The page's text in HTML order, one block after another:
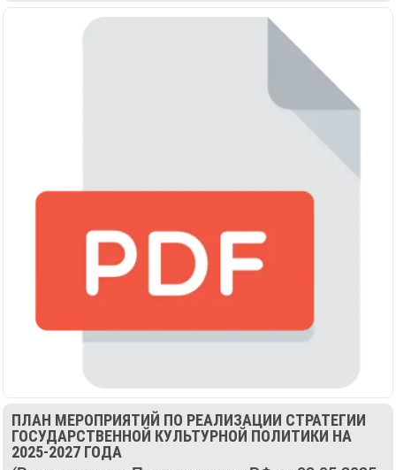
ПЛАН МЕРОПРИЯТИЙ ПО РЕАЛИЗАЦИИ СТРАТЕГИИ
ГОСУДАРСТВЕННОЙ КУЛЬТУРНОЙ ПОЛИТИКИ НА
2025-2027 ГОДА